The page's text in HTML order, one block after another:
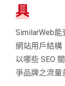
具
SimilarWeb能
網站用戶結構
以哪些 SEO
爭品牌之流量